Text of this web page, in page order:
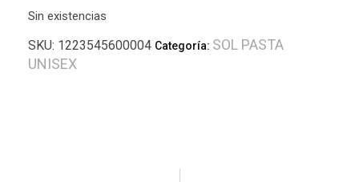
Sin existencias
SKU: 1223545600004 Categoría: SOL PASTA
UNISEX